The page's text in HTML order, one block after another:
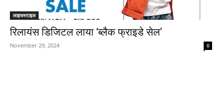
लाइफस्टाइल
रिलायंस डिजिटल लाया ‘ब्लैक फ्राइडे सेल’
November 29, 2024 0